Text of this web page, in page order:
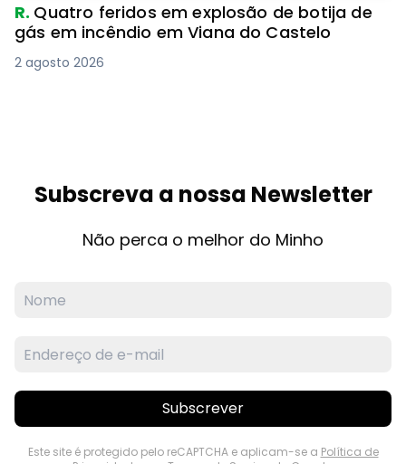
R. Quatro feridos em explosão de botija de
gás em incêndio em Viana do Castelo
2 agosto 2026
Subscreva a nossa Newsletter
Não perca o melhor do Minho
Subscrever
Este site é protegido pelo reCAPTCHA e aplicam-se a Política de